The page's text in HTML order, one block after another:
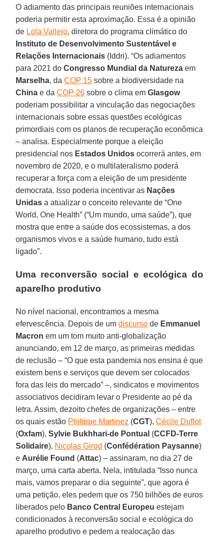
O adiamento das principais reuniões internacionais
poderia permitir esta aproximação. Essa é a opinião
de Lola Vallejo, diretora do programa climático do
Instituto de Desenvolvimento Sustentável e
Relações Internacionais (Iddri). “Os adiamentos
para 2021 doCongresso Mundial da Natureza em
Marselha, daCOP 15 sobre a biodiversidade na
China e daCOP 26 sobre o clima emGlasgow
poderiam possibilitar a vinculação das negociações
internacionais sobre essas questões ecológicas
primordiais com os planos de recuperação econômica
– analisa. Especialmente porque a eleição
presidencial nos Estados Unidos ocorrerá antes, em
novembro de 2020, e o multilateralismo poderá
recuperar a força com a eleição de um presidente
democrata. Isso poderia incentivar as Nações
Unidas a atualizar o conceito relevante de “One
World, One Health” (“Um mundo, uma saúde”), que
mostra que entre a saúde dos ecossistemas, a dos
organismos vivos e a saúde humano, tudo está
ligado”.
Uma reconversão social e ecológica do
aparelho produtivo
No nível nacional, encontramos a mesma
efervescência. Depois de umdiscurso de Emmanuel
Macronem um tom muito anti-globalização
anunciando, em 12 de março, as primeiras medidas
de reclusão – “O que esta pandemia nos ensina é que
existem bens e serviços que devem ser colocados
fora das leis do mercado” –, sindicatos e movimentos
associativos decidiram levar o Presidente ao pé da
letra. Assim, dezoito chefes de organizações – entre
os quais estão Philippe Martinez (CGT),Cécile Duflot
(Oxfam),Sylvie Bukhhari-de Pontual (CCFD-Terre
Solidaire), Nicolas Girod (Confédération Paysanne)
e Aurélie Found (Attac) – assinaram, no dia 27 de
março, uma carta aberta. Nela, intitulada “Isso nunca
mais, vamos preparar o dia seguinte”, que agora é
uma petição, eles pedem que os 750 bilhões de euros
liberados pelo Banco Central Europeu estejam
condicionados à reconversão social e ecológica do
aparelho produtivo e pedem a realocação das